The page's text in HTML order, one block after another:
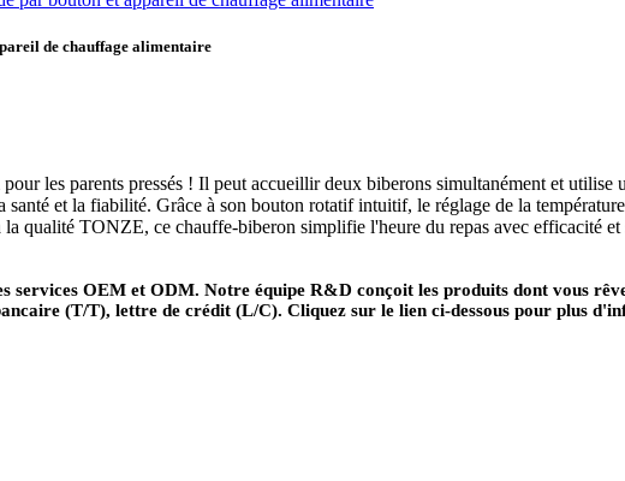
de chauffage alimentaire
les parents pressés ! Il peut accueillir deux biberons simultanément et
et la fiabilité. Grâce à son bouton rotatif intuitif, le réglage de la
qualité TONZE, ce chauffe-biberon simplifie l'heure du repas avec efficacité et
services OEM et ODM. Notre équipe R&D conçoit les produits dont vous
(T/T), lettre de crédit (L/C). Cliquez sur le lien ci-dessous pour plus